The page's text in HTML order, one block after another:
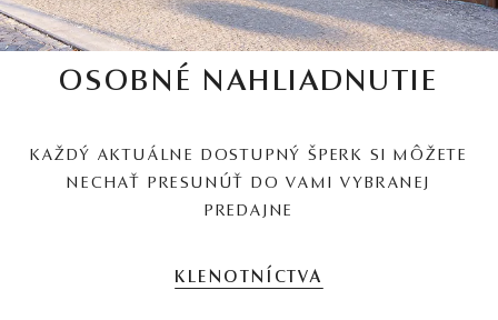
OSOBNÉ NAHLIADNUTIE
KAŽDÝ AKTUÁLNE DOSTUPNÝ ŠPERK SI MÔŽETE
NECHAŤ PRESUNÚŤ DO VAMI VYBRANEJ
PREDAJNE
KLENOTNÍCTVA